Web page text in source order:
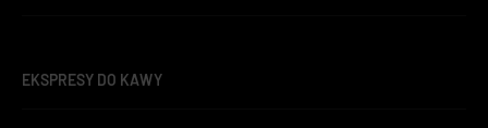
EKSPRESY DO KAWY